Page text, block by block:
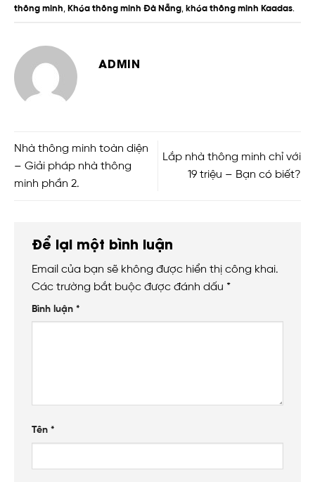
thông minh, Khóa thông minh Đà Nẵng, khóa thông minh Kaadas.
ADMIN
Nhà thông minh toàn diện
– Giải pháp nhà thông
minh phần 2.
Lắp nhà thông minh chỉ với
19 triệu – Bạn có biết?
Để lại một bình luận
Email của bạn sẽ không được hiển thị công khai.
Các trường bắt buộc được đánh dấu *
Bình luận *
Tên *